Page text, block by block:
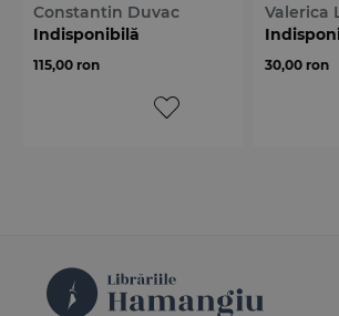
Constantin Duvac
Indisponibilă
115,00 ron
Valerica
30,00 ron